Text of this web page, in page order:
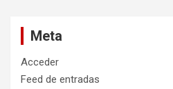
Meta
Acceder
Feed de entradas